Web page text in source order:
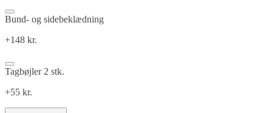
Bund- og sidebeklædning
+148 kr.
Tagbøjler 2 stk.
+55 kr.